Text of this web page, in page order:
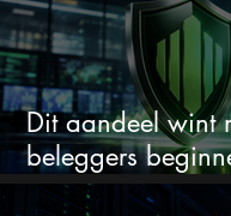
Dit aandeel wint
beleggers
te zien